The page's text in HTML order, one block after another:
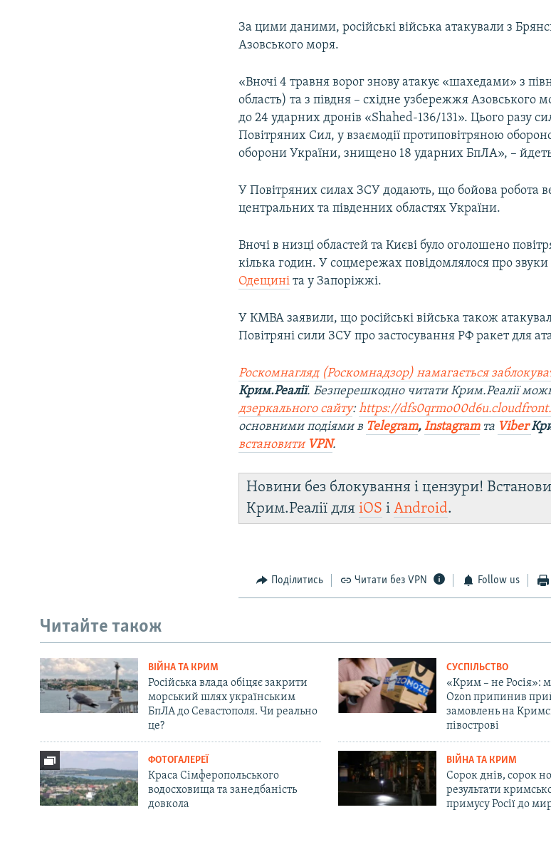
За цими даними, російські війська атакували з
Азовського моря.
«Вночі 4 травня ворог знову атакує «шахедами» з
область) та з півдня – східне узбережжя Азовського
до 24 ударних дронів «Shahed-136/131». Цього разу
Повітряних Сил, у взаємодії протиповітряною
оборони України, знищено 18 ударних БпЛА», –
У Повітряних силах ЗСУ додають, що бойова робота
центральних та південних областях України.
Вночі в низці областей та Києві було оголошено
кілька годин. У соцмережах повідомлялося про
Одещині та у Запоріжжі.
У КМВА заявили, що російські війська також
Повітряні сили ЗСУ про застосування РФ ракет для
Роскомнагляд (Роскомнадзор) намагається
Крим.Реалії. Безперешкодно читати Крим.Реалії
дзеркального сайту:https://
основними подіями в Telegram,Instagramта Viber
встановити VPN.
Новини без блокування і цензури!
Крим.Реалії дляiOS іAndroid.
Поділитись Читати без VPN Follow us
Читайте також
ВІЙНА ТА КРИМ
Російська влада обіцяє закрити
морський шлях українським
БпЛА до Севастополя. Чи реально
це?
СУСПІЛЬСТВО
«Крим – не Росія»:
Ozon припинив
замовлень на
півострові
ФОТОГАЛЕРЕЇ
Краса Сімферопольського
водосховища та занедбаність
довкола
ВІЙНА ТА КРИМ
Сорок днів, сорок
результати
примусу Росії до